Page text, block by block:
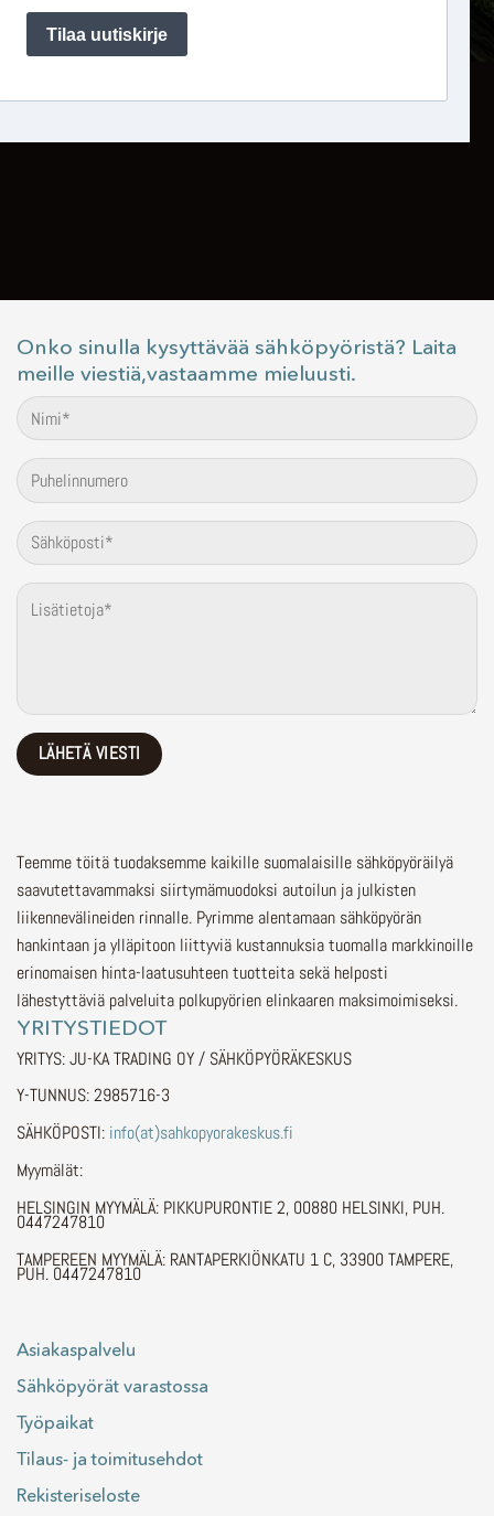
Onko sinulla kysyttävää sähköpyöristä? Laita
meille viestiä,vastaamme mieluusti.
Teemme töitä tuodaksemme kaikille suomalaisille sähköpyöräilyä
saavutettavammaksi siirtymämuodoksi autoilun ja julkisten
liikennevälineiden rinnalle. Pyrimme alentamaan sähköpyörän
hankintaan ja ylläpitoon liittyviä kustannuksia tuomalla markkinoille
erinomaisen hinta-laatusuhteen tuotteita sekä helposti
lähestyttäviä palveluita polkupyörien elinkaaren maksimoimiseksi.
YRITYSTIEDOT
YRITYS: JU-KA TRADING OY / SÄHKÖPYÖRÄKESKUS
Y-TUNNUS: 2985716-3
SÄHKÖPOSTI: info(at)sahkopyorakeskus.fi
Myymälät:
HELSINGIN MYYMÄLÄ: PIKKUPURONTIE 2, 00880 HELSINKI, PUH.
0447247810
TAMPEREEN MYYMÄLÄ: RANTAPERKIÖNKATU 1 C, 33900 TAMPERE,
PUH. 0447247810
Asiakaspalvelu
Sähköpyörät varastossa
Työpaikat
Tilaus- ja toimitusehdot
Rekisteriseloste